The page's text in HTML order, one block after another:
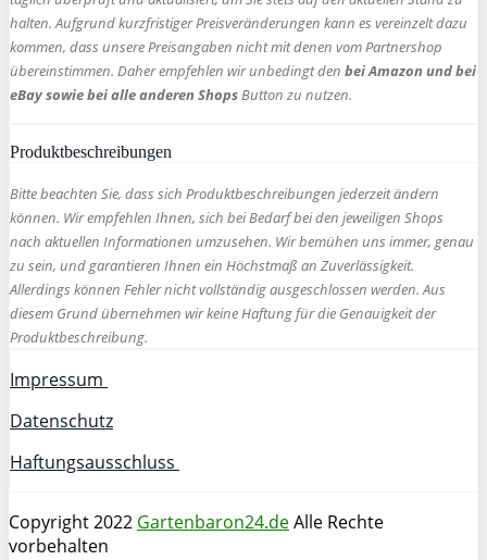
halten. Aufgrund kurzfristiger Preisveränderungen kann es vereinzelt dazu
kommen, dass unsere Preisangaben nicht mit denen vom Partnershop
übereinstimmen. Daher empfehlen wir unbedingt den bei Amazon und bei
eBay sowie bei alle anderen ShopsButton zu nutzen.
Produktbeschreibungen
Bitte beachten Sie, dass sich Produktbeschreibungen jederzeit ändern
können. Wir empfehlen Ihnen, sich bei Bedarf bei den jeweiligen Shops
nach aktuellen Informationen umzusehen. Wir bemühen uns immer, genau
zu sein, und garantieren Ihnen ein Höchstmaß an Zuverlässigkeit.
Allerdings können Fehler nicht vollständig ausgeschlossen werden. Aus
diesem Grund übernehmen wir keine Haftung für die Genauigkeit der
Produktbeschreibung.
Impressum
Datenschutz
Haftungsausschluss
Copyright 2022 Gartenbaron24.deAlle Rechte
vorbehalten